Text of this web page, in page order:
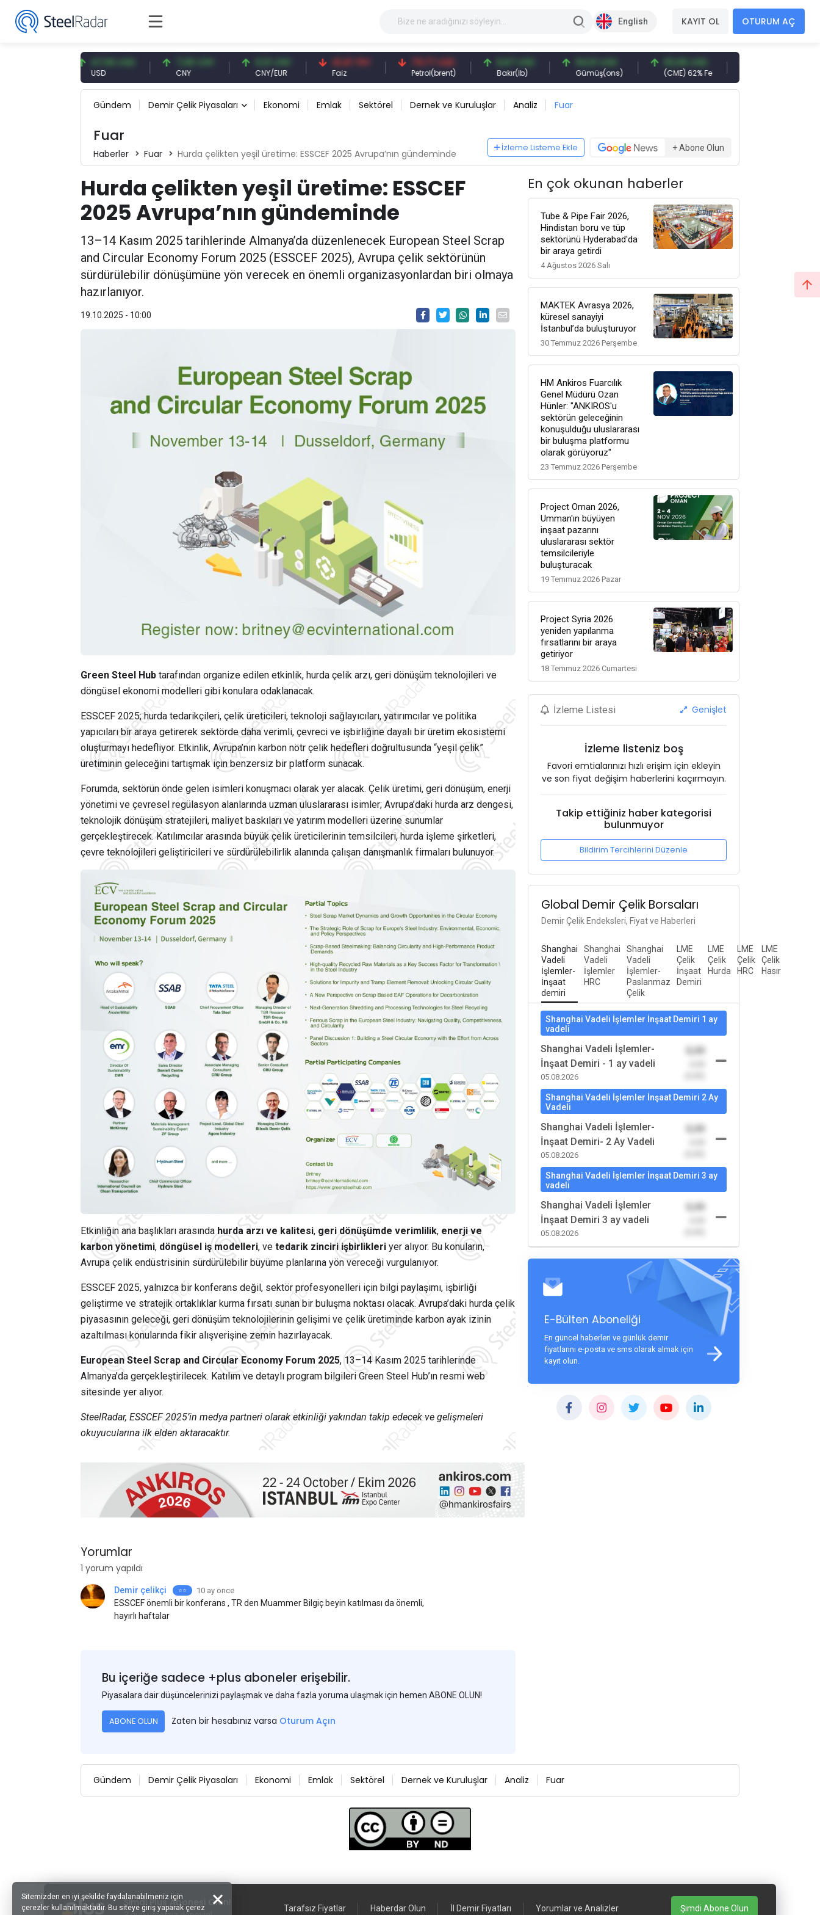
English KAYIT OL OTURUM AÇ
47,56 USD 7,08 CNY
CNY
0,13 CNY
CNY/EUR
41,41 TRY
Faiz
79,77 USD
Petrol(brent)
6,67 USD
Bakır(lb)
94,51 USD
Gümüş(ons)
93,96 USD
(CME) 62% Fe
377,25 USD
Gemi Söküm
Gündem Demir Çelik Piyasaları Ekonomi Emlak Sektörel Dernek ve Kuruluşlar Analiz Fuar
Fuar
Haberler Fuar Hurda çelikten yeşil üretime: ESSCEF 2025 Avrupa’nın gündeminde
İzleme Listeme Ekle + Abone Olun
Hurda çelikten yeşil üretime: ESSCEF
2025 Avrupa’nın gündeminde
13–14 Kasım 2025 tarihlerinde Almanya’da düzenlenecek European Steel Scrap
and Circular Economy Forum 2025 (ESSCEF 2025), Avrupa çelik sektörünün
sürdürülebilir dönüşümüne yön verecek en önemli organizasyonlardan biri olmaya
hazırlanıyor.
19.10.2025 - 10:00
Green Steel Hub tarafından organize edilen etkinlik, hurda çelik arzı, geri dönüşüm teknolojileri ve
döngüsel ekonomi modelleri gibi konulara odaklanacak.
ESSCEF 2025; hurda tedarikçileri, çelik üreticileri, teknoloji sağlayıcıları, yatırımcılar ve politika
yapıcıları bir araya getirerek sektörde daha verimli, çevreci ve işbirliğine dayalı bir üretim ekosistemi
oluşturmayı hedefliyor. Etkinlik, Avrupa’nın karbon nötr çelik hedefleri doğrultusunda “yeşil çelik”
üretiminin geleceğini tartışmak için benzersiz bir platform sunacak.
Forumda, sektörün önde gelen isimleri konuşmacı olarak yer alacak. Çelik üretimi, geri dönüşüm, enerji
yönetimi ve çevresel regülasyon alanlarında uzman uluslararası isimler; Avrupa’daki hurda arz dengesi,
teknolojik dönüşüm stratejileri, maliyet baskıları ve yatırım modelleri üzerine sunumlar
gerçekleştirecek. Katılımcılar arasında büyük çelik üreticilerinin temsilcileri, hurda işleme şirketleri,
çevre teknolojileri geliştiricileri ve sürdürülebilirlik alanında çalışan danışmanlık firmaları bulunuyor.
Etkinliğin ana başlıkları arasında hurda arzı ve kalitesi, geri dönüşümde verimlilik, enerji ve
karbon yönetimi, döngüsel iş modelleri, ve tedarik zinciri işbirlikleri yer alıyor. Bu konuların,
Avrupa çelik endüstrisinin sürdürülebilir büyüme planlarına yön vereceği vurgulanıyor.
ESSCEF 2025, yalnızca bir konferans değil, sektör profesyonelleri için bilgi paylaşımı, işbirliği
geliştirme ve stratejik ortaklıklar kurma fırsatı sunan bir buluşma noktası olacak. Avrupa’daki hurda çelik
piyasasının geleceği, geri dönüşüm teknolojilerinin gelişimi ve çelik üretiminde karbon ayak izinin
azaltılması konularında fikir alışverişine zemin hazırlayacak.
European Steel Scrap and Circular Economy Forum 2025, 13–14 Kasım 2025 tarihlerinde
Almanya’da gerçekleştirilecek. Katılım ve detaylı program bilgileri Green Steel Hub’ın resmi web
sitesinde yer alıyor.
SteelRadar, ESSCEF 2025’in medya partneri olarak etkinliği yakından takip edecek ve gelişmeleri
okuyucularına ilk elden aktaracaktır.
Yorumlar
1 yorum yapıldı
Demir çelikçi ⭐⭐️ 10 ay önce
ESSCEF önemli bir konferans , TR den Muammer Bilgiç beyin katılması da önemli,
hayırlı haftalar
Bu içeriğe sadece +plus aboneler erişebilir.
Piyasalara dair düşüncelerinizi paylaşmak ve daha fazla yoruma ulaşmak için hemen ABONE OLUN!
ABONE OLUN Zaten bir hesabınız varsa Oturum Açın
En çok okunan haberler
Tube & Pipe Fair 2026,
Hindistan boru ve tüp
sektörünü Hyderabad'da
bir araya getirdi
4 Ağustos 2026 Salı
MAKTEK Avrasya 2026,
küresel sanayiyi
İstanbul’da buluşturuyor
30 Temmuz 2026 Perşembe
HM Ankiros Fuarcılık
Genel Müdürü Ozan
Hünler: "ANKIROS'u
sektörün geleceğinin
konuşulduğu uluslararası
bir buluşma platformu
olarak görüyoruz"
23 Temmuz 2026 Perşembe
Project Oman 2026,
Umman'ın büyüyen
inşaat pazarını
uluslararası sektör
temsilcileriyle
buluşturacak
19 Temmuz 2026 Pazar
Project Syria 2026
yeniden yapılanma
fırsatlarını bir araya
getiriyor
18 Temmuz 2026 Cumartesi
İzleme Listesi Genişlet
İzleme listeniz boş
Favori emtialarınızı hızlı erişim için ekleyin
ve son fiyat değişim haberlerini kaçırmayın.
Takip ettiğiniz haber kategorisi
bulunmuyor
Bildirim Tercihlerini Düzenle
Global Demir Çelik Borsaları
Demir Çelik Endeksleri, Fiyat ve Haberleri
Shanghai
Vadeli
İşlemler-
İnşaat
demiri
Shanghai
Vadeli
İşlemler
HRC
Shanghai
Vadeli
İşlemler-
Paslanmaz
Çelik
LME
Çelik
İnşaat
Demiri
LME
Çelik
Hurda
LME
Çelik
HRC
LME
Çelik
Hasır
Shanghai Vadeli İşlemler İnşaat Demiri 1 ay
vadeli
Shanghai Vadeli İşlemler-
İnşaat Demiri - 1 ay vadeli
05.08.2026
0,00
Shanghai Vadeli İşlemler İnşaat Demiri 2 Ay
Vadeli
Shanghai Vadeli İşlemler-
İnşaat Demiri- 2 Ay Vadeli
05.08.2026
0,00
Shanghai Vadeli İşlemler İnşaat Demiri 3 ay
vadeli
Shanghai Vadeli İşlemler
İnşaat Demiri 3 ay vadeli
05.08.2026
0,00
E-Bülten Aboneliği
En güncel haberleri ve günlük demir
fiyatlarını e-posta ve sms olarak almak için
kayıt olun.
Gündem Demir Çelik Piyasaları Ekonomi Emlak Sektörel Dernek ve Kuruluşlar Analiz Fuar
Şimdi Plus Abonesi Olun!
Tarafsız Fiyatlar Haberdar Olun İl Demir Fiyatları Yorumlar ve Analizler Şimdi Abone Olun
Sitemizden en iyi şekilde faydalanabilmeniz için
çerezler kullanılmaktadır. Bu siteye giriş yaparak çerez